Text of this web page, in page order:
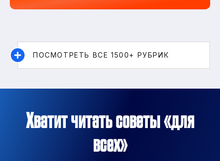
ПОСМОТРЕТЬ ВСЕ 1500+ РУБРИК
Хватит читать советы «для
всех»